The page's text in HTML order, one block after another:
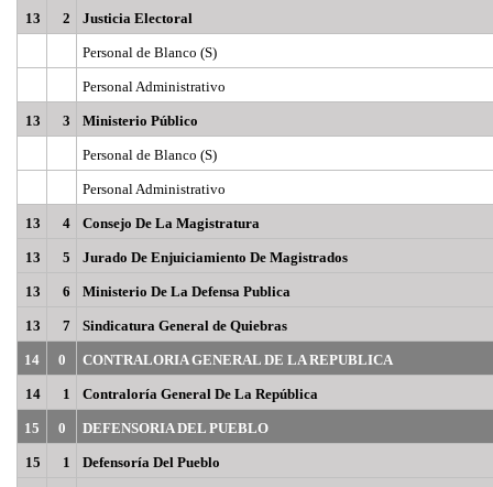
13 2 Justicia Electoral
Personal de Blanco (S)
Personal Administrativo
13 3 Ministerio Público
Personal de Blanco (S)
Personal Administrativo
13 4 Consejo De La Magistratura
13 5 Jurado De Enjuiciamiento De Magistrados
13 6 Ministerio De La Defensa Publica
13 7 Sindicatura General de Quiebras
14 0 CONTRALORIA GENERAL DE LA REPUBLICA
14 1 Contraloría General De La República
15 0 DEFENSORIA DEL PUEBLO
15 1 Defensoría Del Pueblo